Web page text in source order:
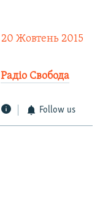
20 Жовтень 2015
Радіо Свобода
Follow us